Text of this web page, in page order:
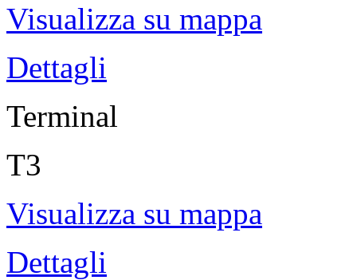
Visualizza su mappa
Dettagli
Terminal
T3
Visualizza su mappa
Dettagli